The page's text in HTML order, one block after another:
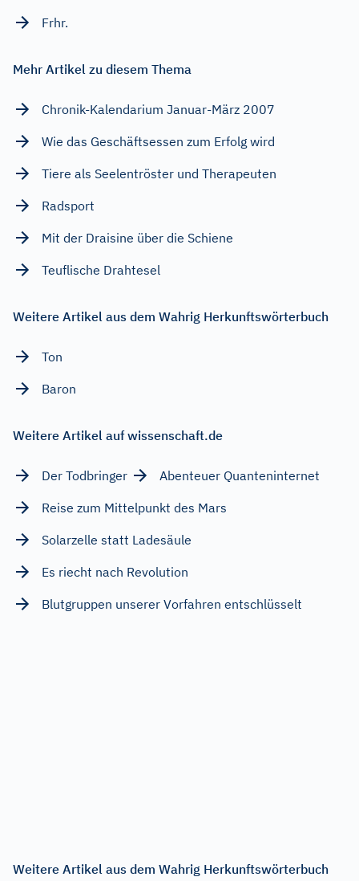
Frhr.
Mehr Artikel zu diesem Thema
Chronik-Kalendarium Januar-März 2007
Wie das Geschäftsessen zum Erfolg wird
Tiere als Seelentröster und Therapeuten
Radsport
Mit der Draisine über die Schiene
Teuflische Drahtesel
Weitere Artikel aus dem Wahrig Herkunftswörterbuch
Ton
Baron
Weitere Artikel auf wissenschaft.de
Der Todbringer
Abenteuer Quanteninternet
Reise zum Mittelpunkt des Mars
Solarzelle statt Ladesäule
Es riecht nach Revolution
Blutgruppen unserer Vorfahren entschlüsselt
Weitere Artikel aus dem Wahrig Herkunftswörterbuch